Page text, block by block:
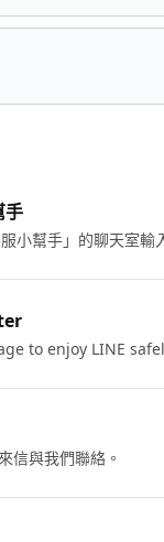
手
小幫手」的聊天室輸
to enjoy LINE
信與我們聯絡。